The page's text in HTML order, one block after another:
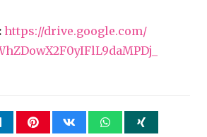
https://drive.google.com/